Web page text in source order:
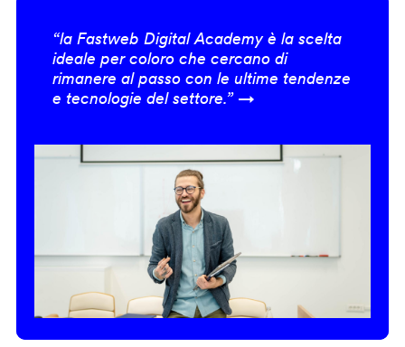
“la Fastweb Digital Academy è la scelta
ideale per coloro che cercano di
rimanere al passo con le ultime tendenze
e tecnologie del settore.” →